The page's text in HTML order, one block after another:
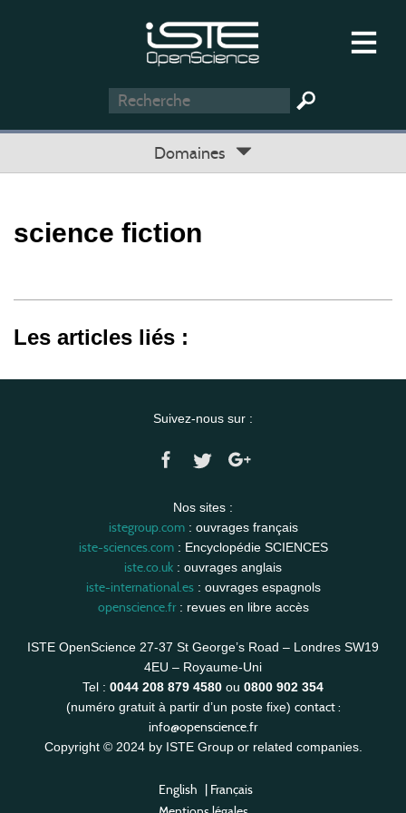
Domaines
science fiction
Les articles liés :
Suivez-nous sur :
Nos sites :
istegroup.com: ouvrages français
iste-sciences.com: Encyclopédie SCIENCES
iste.co.uk : ouvrages anglais
iste-international.es: ouvrages espagnols
openscience.fr: revues en libre accès
ISTE OpenScience 27-37 St George’s Road – Londres SW19
4EU – Royaume-Uni
Tel : 0044 208 879 4580 ou 0800 902 354
(numéro gratuit à partir d’un poste fixe) contact :
info@openscience.fr
Copyright © 2024 by ISTE Group or related companies.
English | Français